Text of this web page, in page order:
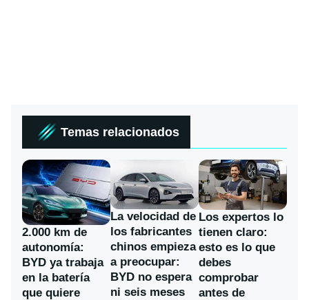
Temas relacionados
2.000 km de
autonomía:
BYD ya trabaja
en la batería
que quiere
La velocidad de
los fabricantes
chinos empieza
a preocupar:
BYD no espera
ni seis meses
Los expertos lo
tienen claro:
esto es lo que
debes
comprobar
antes de